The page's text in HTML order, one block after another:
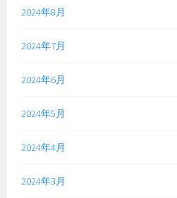
2024年8月
2024年7月
2024年6月
2024年5月
2024年4月
2024年3月